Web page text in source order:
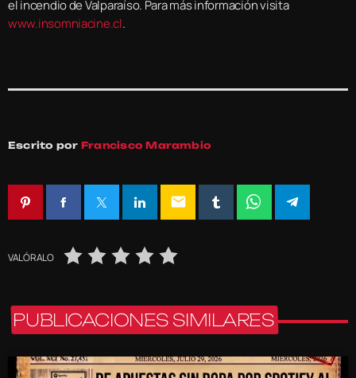
el incendio de Valparaíso. Para más información visita
www.insomniacine.cl.
Escrito por Francisco Marambio
email
VALÓRALO
PUBLICACIONES SIMILARES